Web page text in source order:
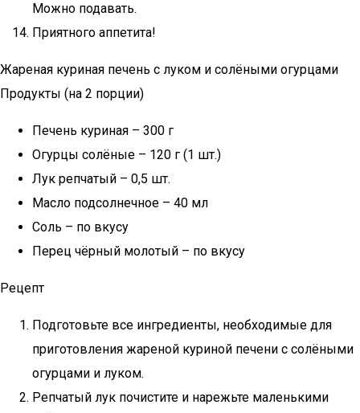
Можно подавать.
Приятного аппетита!
Жареная куриная печень с луком и солёными огурцами
Продукты (на 2 порции)
Печень куриная – 300 г
Огурцы солёные – 120 г (1 шт.)
Лук репчатый – 0,5 шт.
Масло подсолнечное – 40 мл
Соль – по вкусу
Перец чёрный молотый – по вкусу
Рецепт
Подготовьте все ингредиенты, необходимые для
приготовления жареной куриной печени с солёными
огурцами и луком.
Репчатый лук почистите и нарежьте маленькими